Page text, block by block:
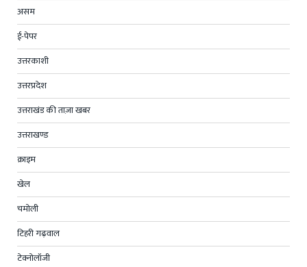
असम
ई-पेपर
उत्तरकाशी
उत्तरप्रदेश
उत्तराखंड की ताज़ा खबर
उत्तराखण्ड
क्राइम
खेल
चमोली
टिहरी गढ़वाल
टेक्नोलॉजी